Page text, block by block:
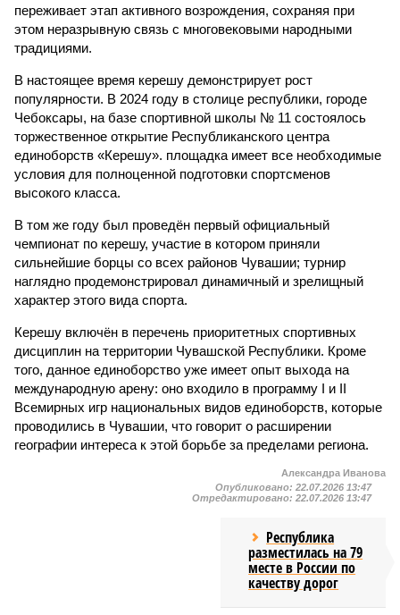
переживает этап активного возрождения, сохраняя при
этом неразрывную связь с многовековыми народными
традициями.
В настоящее время керешу демонстрирует рост
популярности. В 2024 году в столице республики, городе
Чебоксары, на базе спортивной школы № 11 состоялось
торжественное открытие Республиканского центра
единоборств «Керешу». площадка имеет все необходимые
условия для полноценной подготовки спортсменов
высокого класса.
В том же году был проведён первый официальный
чемпионат по керешу, участие в котором приняли
сильнейшие борцы со всех районов Чувашии; турнир
наглядно продемонстрировал динамичный и зрелищный
характер этого вида спорта.
Керешу включён в перечень приоритетных спортивных
дисциплин на территории Чувашской Республики. Кроме
того, данное единоборство уже имеет опыт выхода на
международную арену: оно входило в программу I и II
Всемирных игр национальных видов единоборств, которые
проводились в Чувашии, что говорит о расширении
географии интереса к этой борьбе за пределами региона.
Александра Иванова
Опубликовано: 22.07.2026 13:47
Отредактировано: 22.07.2026 13:47
Республика
разместилась на 79
месте в России по
качеству дорог